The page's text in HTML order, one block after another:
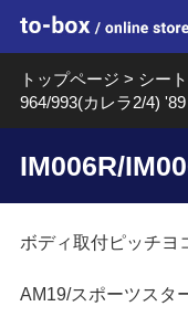
トップページ > シー
964/993(カレラ2/4)
IM006R/
ボディ取付ピッチヨ
AM19/スポーツスタ